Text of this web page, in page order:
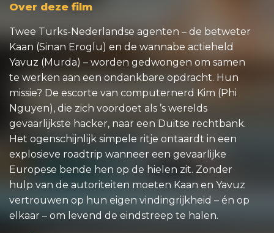
Over deze film
Twee Turks-Nederlandse agenten – de betweter
Kaan (Sinan Eroglu) en de wannabe actieheld
Yavuz (Murda) – worden gedwongen om samen
te werken aan een ondankbare opdracht. Hun
missie? De escorte van computernerd Kim (Phi
Nguyen), die zich voordoet als ’s werelds
gevaarlijkste hacker, naar een Duitse rechtbank.
Het ogenschijnlijk simpele ritje ontaardt in een
explosieve roadtrip wanneer een gevaarlijke
Europese bende hen op de hielen zit. Zonder
hulp van de autoriteiten moeten Kaan en Yavuz
vertrouwen op hun eigen vindingrijkheid – én op
elkaar – om levend de eindstreep te halen.